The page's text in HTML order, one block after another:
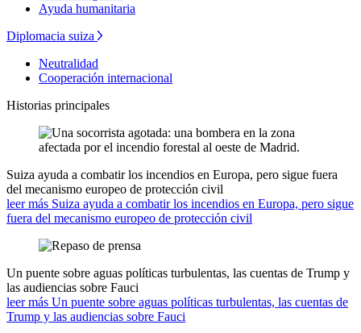
Ayuda humanitaria
Diplomacia suiza
Neutralidad
Cooperación internacional
Historias principales
Suiza ayuda a combatir los incendios en Europa, pero sigue fuera
del mecanismo europeo de protección civil
leer más Suiza ayuda a combatir los incendios en Europa, pero sigue
fuera del mecanismo europeo de protección civil
Un puente sobre aguas políticas turbulentas, las cuentas de Trump y
las audiencias sobre Fauci
leer más Un puente sobre aguas políticas turbulentas, las cuentas de
Trump y las audiencias sobre Fauci